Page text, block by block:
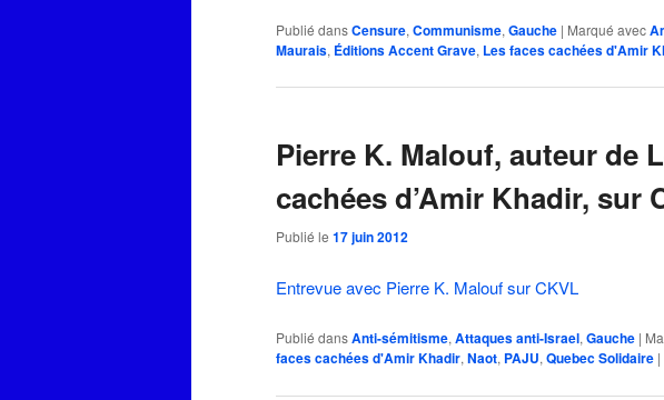
Publié dansCensure, Communisme, Gauche | Marqué avec
Maurais, Éditions Accent Grave, Les faces cachées d'Amir
Pierre K. Malouf, auteur de
cachées d’Amir Khadir, sur
Publié le 17 juin 2012
Entrevue avec Pierre K. Malouf sur CKVL
Publié dansAnti-sémitisme, Attaques anti-Israel, Gauche |
faces cachées d'Amir Khadir, Naot, PAJU, Quebec Solidaire |